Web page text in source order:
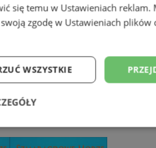
stron www - Orzesze
się temu w Ustawieniach reklam.
zgodę w Ustawieniach plików
WSZYSTKIE
Wydajność